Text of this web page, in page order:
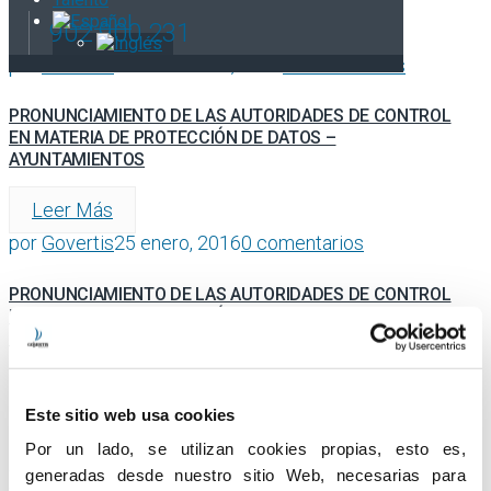
Este sitio web usa cookies
Por un lado, se utilizan cookies propias, esto es,
generadas desde nuestro sitio Web, necesarias para
902 900 231
Leer Más
0 comentarios
PRONUNCIAMIENTO DE LAS AUTORIDADES DE CONTROL
EN MATERIA DE PROTECCIÓN DE DATOS –
AYUNTAMIENTOS
Leer Más
porGovertis25 enero, 20160 comentarios
PRONUNCIAMIENTO DE LAS AUTORIDADES DE CONTROL
EN MATERIA DE PROTECCIÓN DE DATOS – CENTROS
EDUCATIVOS
ESCRIBE UN COMENTARIO!